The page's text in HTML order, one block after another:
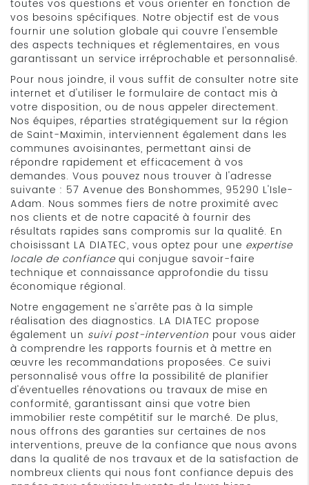
toutes vos questions et vous orienter en fonction de
vos besoins spécifiques. Notre objectif est de vous
fournir une solution globale qui couvre l'ensemble
des aspects techniques et réglementaires, en vous
garantissant un service irréprochable et personnalisé.
Pour nous joindre, il vous suffit de consulter notre site
internet et d'utiliser le formulaire de contact mis à
votre disposition, ou de nous appeler directement.
Nos équipes, réparties stratégiquement sur la région
de Saint-Maximin, interviennent également dans les
communes avoisinantes, permettant ainsi de
répondre rapidement et efficacement à vos
demandes. Vous pouvez nous trouver à l'adresse
suivante : 57 Avenue des Bonshommes, 95290 L'Isle-
Adam. Nous sommes fiers de notre proximité avec
nos clients et de notre capacité à fournir des
résultats rapides sans compromis sur la qualité. En
choisissant LA DIATEC, vous optez pour une expertise
locale de confiance qui conjugue savoir-faire
technique et connaissance approfondie du tissu
économique régional.
Notre engagement ne s'arrête pas à la simple
réalisation des diagnostics. LA DIATEC propose
également un suivi post-intervention pour vous aider
à comprendre les rapports fournis et à mettre en
œuvre les recommandations proposées. Ce suivi
personnalisé vous offre la possibilité de planifier
d'éventuelles rénovations ou travaux de mise en
conformité, garantissant ainsi que votre bien
immobilier reste compétitif sur le marché. De plus,
nous offrons des garanties sur certaines de nos
interventions, preuve de la confiance que nous avons
dans la qualité de nos travaux et de la satisfaction de
nombreux clients qui nous font confiance depuis des